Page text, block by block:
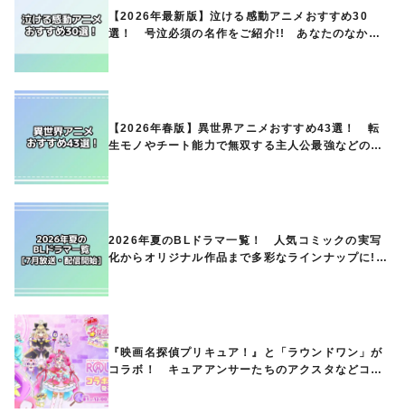
【2026年最新版】泣ける感動アニメおすすめ30
選！ 号泣必須の名作をご紹介!! あなたのなかの
【2026年春版】異世界アニメおすすめ43選！ 転
生モノやチート能力で無双する主人公最強などの人
2026年夏のBLドラマ一覧！ 人気コミックの実写
化からオリジナル作品まで多彩なラインナップに!!
『映画名探偵プリキュア！』と「ラウンドワン」が
コラボ！ キュアアンサーたちのアクスタなどコラ